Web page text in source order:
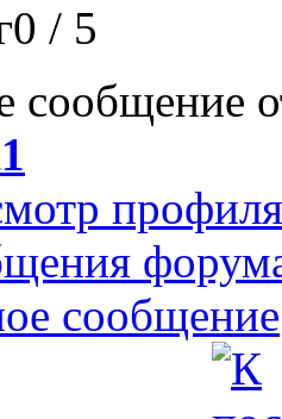
/ 5
сообщение
профиля
сообщение